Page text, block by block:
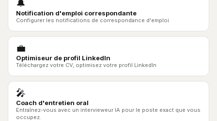
🔔
Notification d'emploi correspondante
Configurer les notifications de correspondance d'emploi
💼
Optimiseur de profil LinkedIn
Téléchargez votre CV, optimisez votre profil LinkedIn
🎤
Coach d'entretien oral
Entraînez-vous avec un intervieweur IA pour le poste exact que vous
occupez.